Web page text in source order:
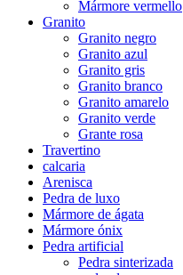
Mármore vermello
Granito
Granito negro
Granito azul
Granito gris
Granito branco
Granito amarelo
Granito verde
Grante rosa
Travertino
calcaria
Arenisca
Pedra de luxo
Mármore de ágata
Mármore ónix
Pedra artificial
Pedra sinterizada